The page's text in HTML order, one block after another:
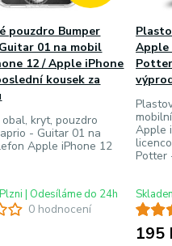
0 hodnocení
pouzdro Bumper
01 na mobil
12 / Apple iPhone
kousek za
kryt, pouzdro
- Guitar 01 na
Apple iPhone 12
| Odesíláme do 24h
Apple
Apple
Potter
195